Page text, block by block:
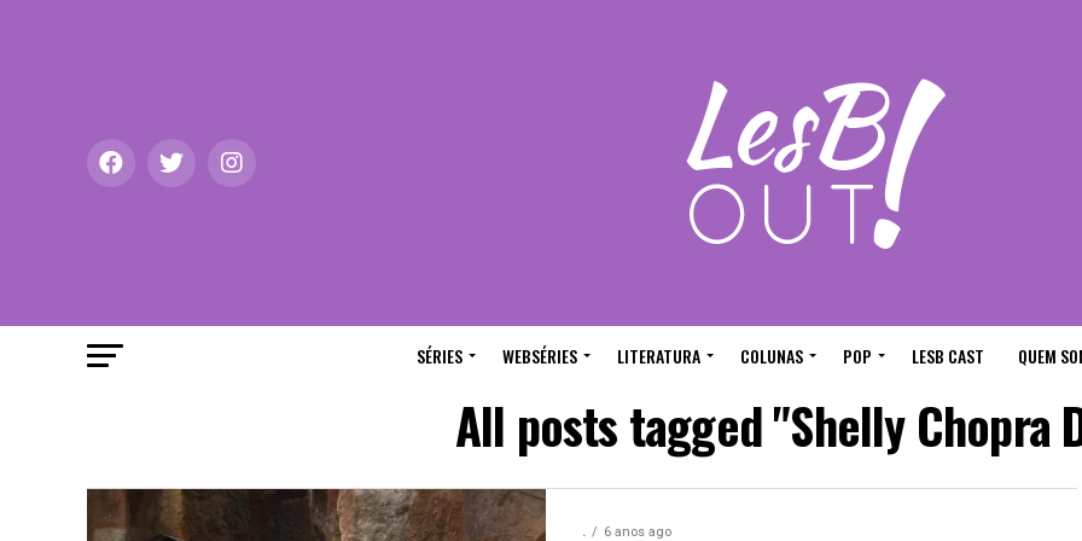
SÉRIES WEBSÉRIES LITERATURA COLUNAS POP LESB CAST QUEM
All posts tagged "Shelly Chopra
. 6 anos ago